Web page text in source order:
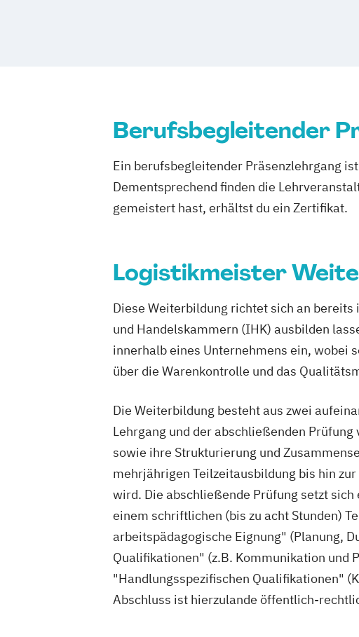
Berufsbegleitender
Ein berufsbegleitender Präsenzlehrgang
Dementsprechend finden die
gemeistert hast, erhältst du ein Zertifikat.
Logistikmeister
Diese Weiterbildung richtet sich an
und Handelskammern (IHK) ausbilden
innerhalb eines Unternehmens ein, wobei
über die Warenkontrolle und das
Die Weiterbildung besteht aus zwei
Lehrgang und der abschließenden
sowie ihre Strukturierung und
mehrjährigen Teilzeitausbildung bis hin
wird. Die abschließende Prüfung setzt
einem schriftlichen (bis zu acht Stunden)
arbeitspädagogische Eignung" (Planung,
Qualifikationen" (z.B. Kommunikation und
"Handlungsspezifischen Qualifikationen"
Abschluss ist hierzulande öffentlich-